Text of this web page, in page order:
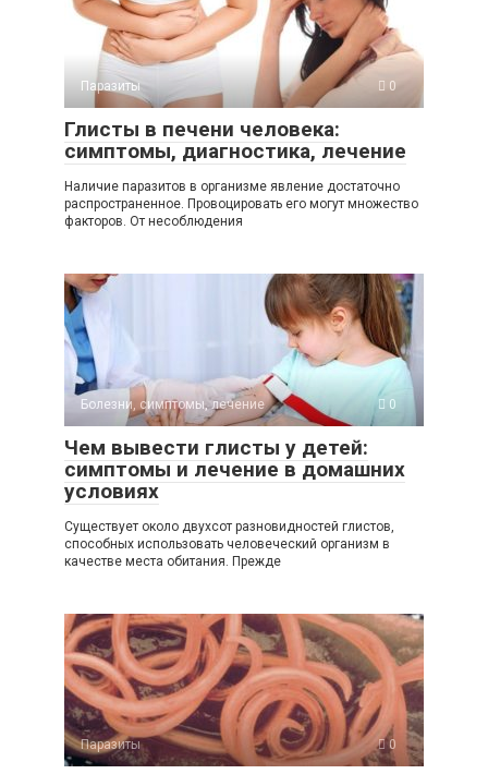
Паразиты 0
Глисты в печени человека:
симптомы, диагностика, лечение
Наличие паразитов в организме явление достаточно
распространенное. Провоцировать его могут множество
факторов. От несоблюдения
Болезни, симптомы, лечение 0
Чем вывести глисты у детей:
симптомы и лечение в домашних
условиях
Существует около двухсот разновидностей глистов,
способных использовать человеческий организм в
качестве места обитания. Прежде
Паразиты 0